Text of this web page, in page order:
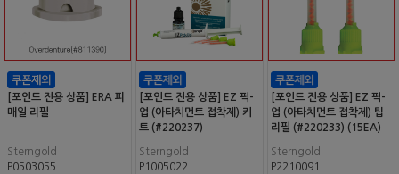
[포인트 전용 상품] ERA 피
매일 리필
Sterngold
P0503055
[포인트 전용 상품] EZ 픽-
업 (아타치먼트 접착제) 키
트 (#220237)
Sterngold
P1005022
[포인트 전용 상품] EZ 픽-
업 (아타치먼트 접착제) 팁
리필 (#220233) (15EA)
Sterngold
P2210091